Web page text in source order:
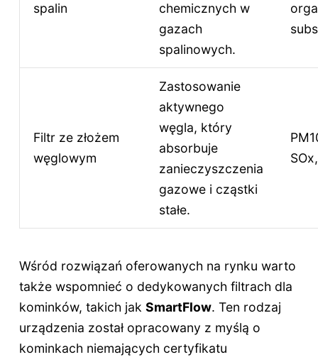
spalin
chemicznych w
gazach
spalinowych.
Filtr ze złożem
węglowym
Zastosowanie
aktywnego
węgla, który
absorbuje
zanieczyszczenia
gazowe i cząstki
stałe.
Wśród rozwiązań oferowanych na rynku warto
także wspomnieć o dedykowanych filtrach dla
kominków, takich jak SmartFlow. Ten rodzaj
urządzenia został opracowany z myślą o
kominkach niemających certyfikatu